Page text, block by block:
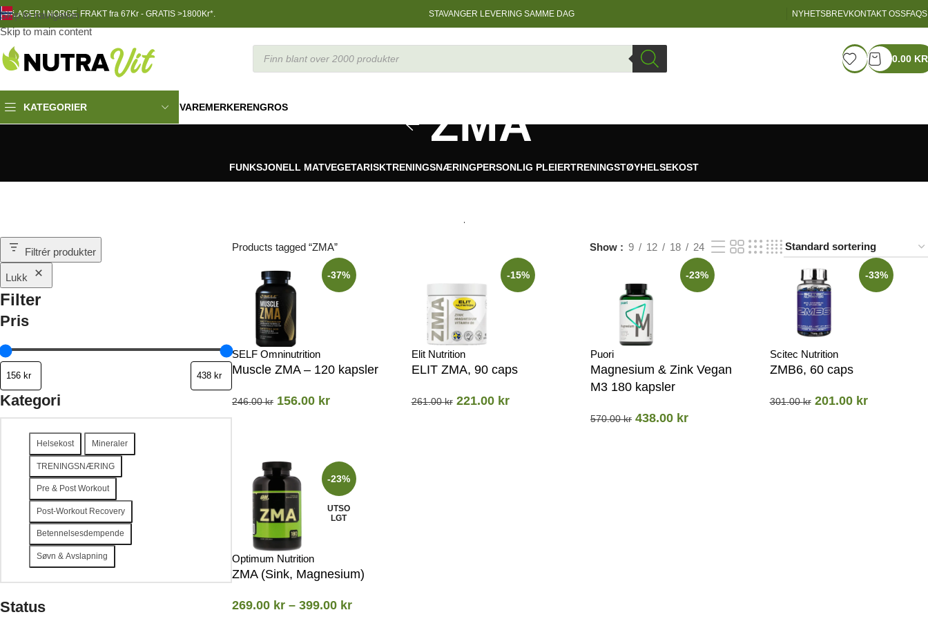
Skip to navigation
Skip to main content
LAGER I NORGEFRAKT fra 67Kr - GRATIS >1800Kr*. STAVANGER LEVERING SAMME DAG NYHETSBREVKONTAKT OSSFAQS
0.00 KR
KATEGORIER VAREMERKERENGROS ZMA
FUNKSJONELL MATVEGETARISKTRENINGSNÆRINGPERSONLIG PLEIERTRENINGSTØYHELSEKOST
Filtrér produkter
Lukk
Filter
Pris
Kategori
Helsekost Mineraler
TRENINGSNÆRING
Pre & Post Workout
Post-Workout Recovery
Betennelsesdempende
Søvn & Avslapning
Status
Products tagged “ZMA” Show 9 12 18 24
-37%
SELF Omninutrition
Muscle ZMA – 120 kapsler
246.00kr 156.00 kr
-15%
Elit Nutrition
ELIT ZMA, 90 caps
261.00kr 221.00 kr
-23%
Puori
Magnesium & Zink Vegan
M3 180 kapsler
570.00kr 438.00 kr
-33%
Scitec Nutrition
ZMB6, 60 caps
301.00kr 201.00 kr
-23%
UTSO
LGT
Optimum Nutrition
ZMA (Sink, Magnesium)
269.00 kr – 399.00 kr